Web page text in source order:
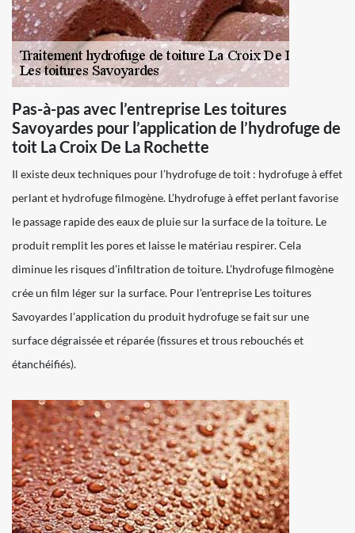
Pas-à-pas avec l’entreprise Les toitures
Savoyardes pour l’application de l’hydrofuge de
toit La Croix De La Rochette
Il existe deux techniques pour l’hydrofuge de toit : hydrofuge à effet
perlant et hydrofuge filmogène. L’hydrofuge à effet perlant favorise
le passage rapide des eaux de pluie sur la surface de la toiture. Le
produit remplit les pores et laisse le matériau respirer. Cela
diminue les risques d’infiltration de toiture. L’hydrofuge filmogène
crée un film léger sur la surface. Pour l’entreprise Les toitures
Savoyardes l’application du produit hydrofuge se fait sur une
surface dégraissée et réparée (fissures et trous rebouchés et
étanchéifiés).